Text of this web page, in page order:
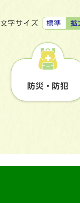
文字サイズ 標準 拡
防災・防犯